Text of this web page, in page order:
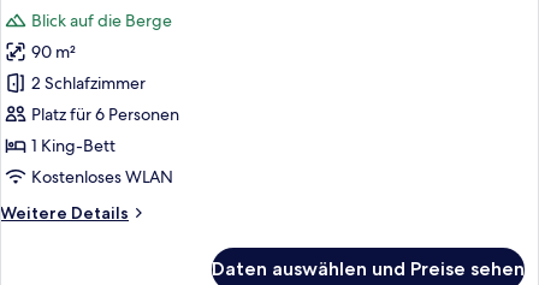
King
Two-
Bedroom
Duplex
Suite with Private Heated
Pool and
anzeigen
Blick auf die Berge
90 m²
2 Schlafzimmer
Platz für 6 Personen
1 King-Bett
Kostenloses WLAN
Weitere Details
Weitere
Daten auswählen und Preise sehen